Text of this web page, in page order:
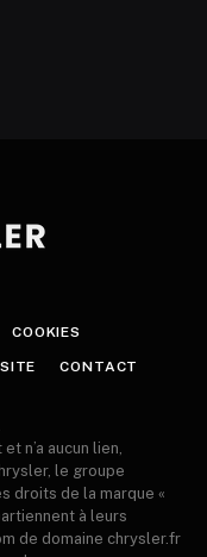
COOKIES
CONTACT
n’a aucun lien,
le groupe
droits de la marque «
à leurs
de domaine chrysler.fr